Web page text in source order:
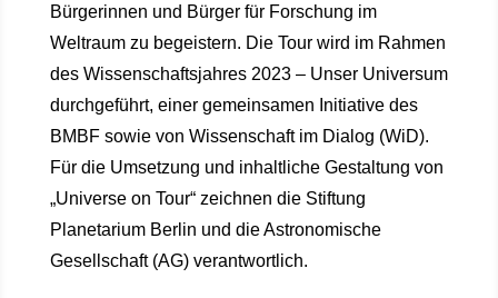
Bürgerinnen und Bürger für Forschung im
Weltraum zu begeistern. Die Tour wird im Rahmen
des Wissenschaftsjahres 2023 – Unser Universum
durchgeführt, einer gemeinsamen Initiative des
BMBF sowie von Wissenschaft im Dialog (WiD).
Für die Umsetzung und inhaltliche Gestaltung von
„Universe on Tour“ zeichnen die Stiftung
Planetarium Berlin und die Astronomische
Gesellschaft (AG) verantwortlich.